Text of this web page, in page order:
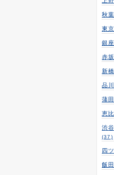
秋
東
銀
赤
新
品
蒲
恵
渋
(37)
四
飯